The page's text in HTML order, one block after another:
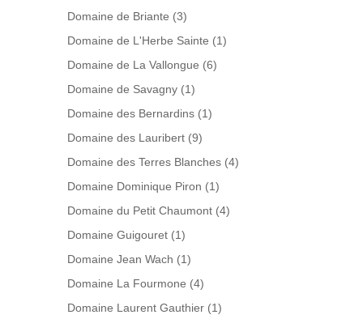
Domaine de Briante (3)
Domaine de L'Herbe Sainte (1)
Domaine de La Vallongue (6)
Domaine de Savagny (1)
Domaine des Bernardins (1)
Domaine des Lauribert (9)
Domaine des Terres Blanches (4)
Domaine Dominique Piron (1)
Domaine du Petit Chaumont (4)
Domaine Guigouret (1)
Domaine Jean Wach (1)
Domaine La Fourmone (4)
Domaine Laurent Gauthier (1)